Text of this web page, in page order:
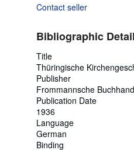
Contact seller
Bibliographic
Title
Thüringische
Publisher
Frommannsche
Publication Date
1936
Language
German
Binding